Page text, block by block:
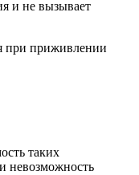
и не вызывает
при приживлении
таких
невозможность